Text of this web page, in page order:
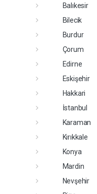
Balıkesir
Bilecik
Burdur
Çorum
Edirne
Eskişehir
Hakkari
İstanbul
Karaman
Kırıkkale
Konya
Mardin
Nevşehir